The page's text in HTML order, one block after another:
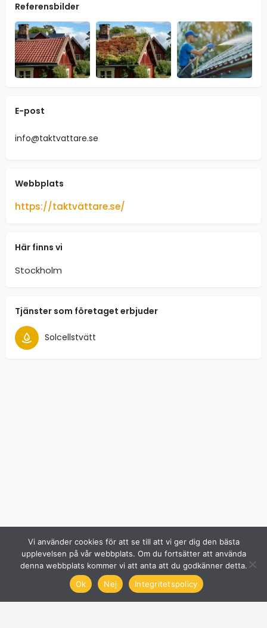
Referensbilder
E-post
info@taktvattare.se
Webbplats
https://taktvättare.se/
Här finns vi
Stockholm
Tjänster som företaget erbjuder
Solcellstvätt
Vi använder cookies för att se till att vi ger dig den bästa
upplevelsen på vår webbplats. Om du fortsätter att använda
denna webbplats kommer vi att anta att du godkänner detta.
Ok
Nej Integritetspolicy